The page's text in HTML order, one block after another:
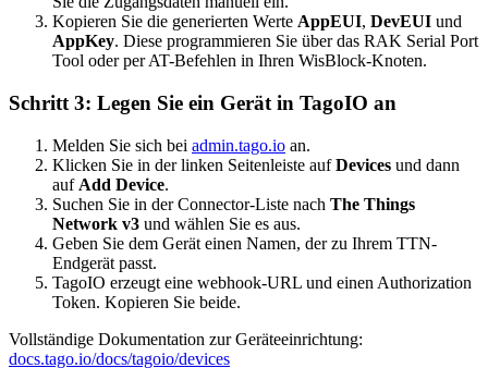
Kopieren Sie die generierten Werte AppEUI, DevEUI und
AppKey. Diese programmieren Sie über das RAK Serial Port
Tool oder per AT-Befehlen in Ihren WisBlock-Knoten.
Schritt 3: Legen Sie ein Gerät in TagoIO an
Melden Sie sich bei admin.tago.io an.
Klicken Sie in der linken Seitenleiste aufDevices und dann
auf Add Device.
Suchen Sie in der Connector-Liste nach The Things
Network v3 und wählen Sie es aus.
Geben Sie dem Gerät einen Namen, der zu Ihrem TTN-
Endgerät passt.
TagoIO erzeugt eine webhook-URL und einen Authorization
Token. Kopieren Sie beide.
Vollständige Dokumentation zur Geräteeinrichtung:
docs.tago.io/docs/tagoio/devices